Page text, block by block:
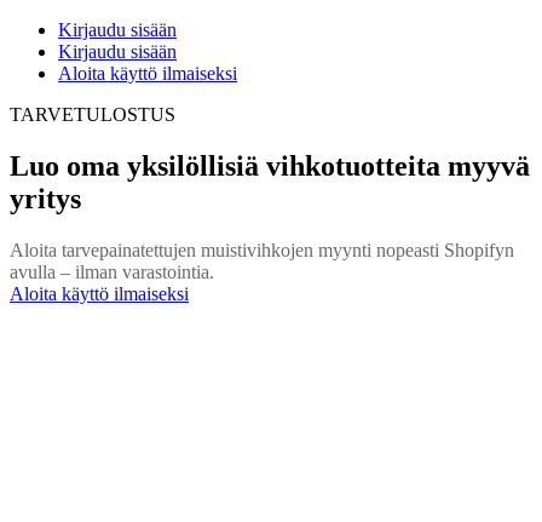
Kirjaudu sisään
Kirjaudu sisään
Aloita käyttö ilmaiseksi
TARVETULOSTUS
Luo oma yksilöllisiä vihkotuotteita myyvä
yritys
Aloita tarvepainatettujen muistivihkojen myynti nopeasti Shopifyn
avulla – ilman varastointia.
Aloita käyttö ilmaiseksi